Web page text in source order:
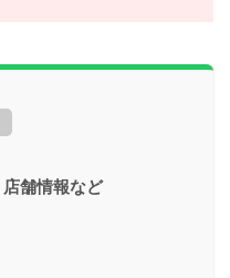
舗情報など